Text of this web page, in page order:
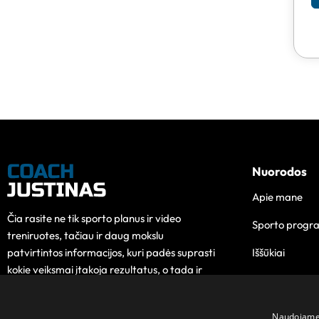
Čia rasite ne tik sporto planus ir video
treniruotes, tačiau ir daug mokslu
patvirtintos informacijos, kuri padės suprasti
kokie veiksmai įtakoja rezultatus, o tada ir
Nuorodos
Apie mane
Sporto
Iššūkiai